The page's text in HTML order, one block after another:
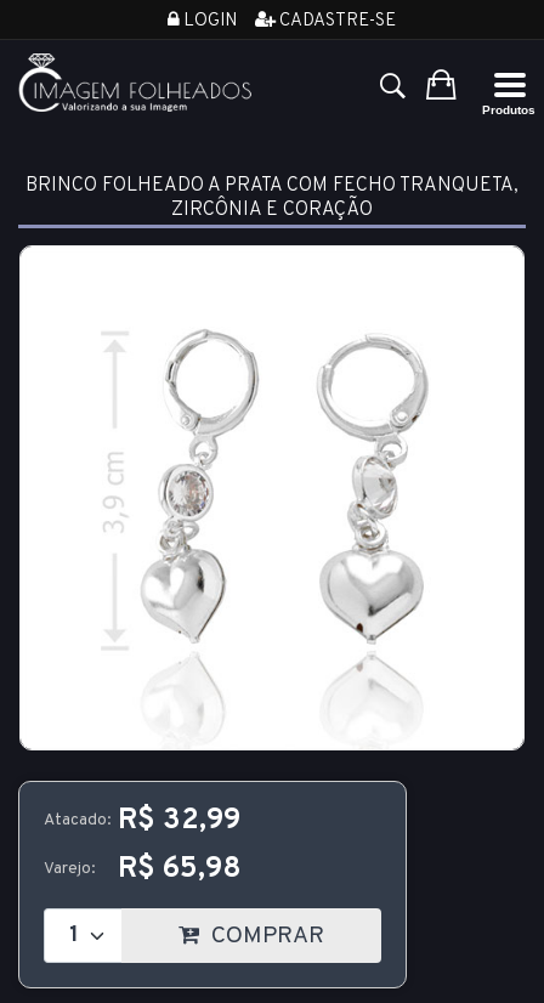
LOGIN CADASTRE-SE
BRINCO FOLHEADO A PRATA COM FECHO TRANQUETA,
ZIRCÔNIA E CORAÇÃO
Atacado: R$ 32,99
Varejo: R$ 65,98
COMPRAR